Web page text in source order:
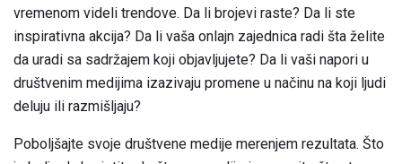
vremenom videli trendove. Da li brojevi raste? Da li ste
inspirativna akcija? Da li vaša onlajn zajednica radi šta želite
da uradi sa sadržajem koji objavljujete? Da li vaši napori u
društvenim medijima izazivaju promene u načinu na koji ljudi
deluju ili razmišljaju?
Poboljšajte svoje društvene medije merenjem rezultata. Što